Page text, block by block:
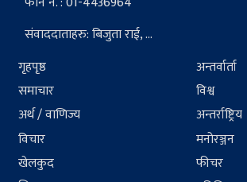
संवाददाताहरु: बिजुता राई, ...
गृहपृष्ठ
समाचार
अर्थ / वाणिज्य
विचार
खेलकुद
अन्तर्वार्ता
विश्व
अन्तर्राष्ट्रिय
मनोरञ्जन
फीचर